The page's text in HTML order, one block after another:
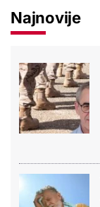
Najnovije